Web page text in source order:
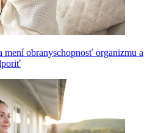
mení obranyschopnosť organizmu a